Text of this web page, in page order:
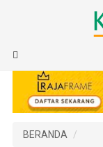
BERANDA